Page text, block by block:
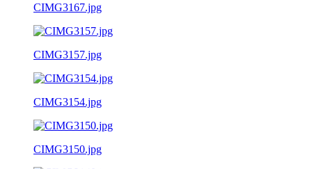
CIMG3167.jpg
CIMG3157.jpg
CIMG3154.jpg
CIMG3150.jpg